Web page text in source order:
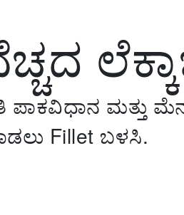
ಪಾಕವಿಧಾನ ಮತ್ತು
Fillet ಬಳಸಿ.